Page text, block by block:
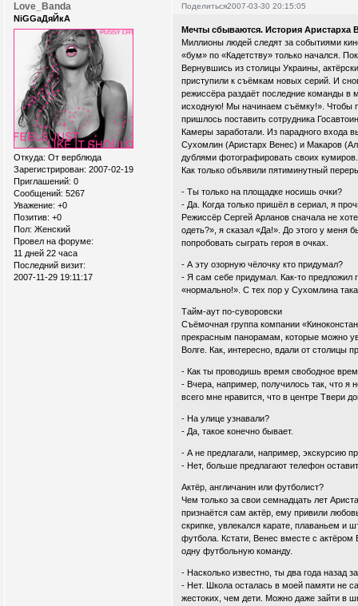
Поделиться2007-03-30 20:15:05
Love_Banda
NiGGaДяЙкА
Откуда: От верблюда
Зарегистрирован: 2007-02-19
Приглашений: 0
Сообщений: 5267
Уважение: +0
Позитив: +0
Пол: Женский
Провел на форуме:
11 дней 22 часа
Последний визит:
2007-11-29 19:11:17
Мечты сбываются. История Аристарха
Миллионы людей следят за событиями
«бум» по «Кадетству» только начался.
Вернувшись из столицы Украины,
приступили к съёмкам новых серий. И
режиссёра раздаёт последние команды
исходную! Мы начинаем съёмку!». Чтобы
пришлось поставить сотрудника
Камеры заработали. Из парадного входа
Сухомлин (Аристарх Венес) и Макаров
дублями фотографировать своих
Как только объявили пятиминутный
- Ты только на площадке носишь очки?
- Да. Когда только пришёл в сериал, я
Режиссёр Сергей Арланов сначала не
одеть?», я сказал «Да!». До этого у меня
попробовать сыграть героя в очках.
- А эту озорную чёлочку кто придумал?
- Я сам себе придумал. Как-то предложил
«нормально!». С тех пор у Сухомлина
Тайм-аут по-суворовски
Съёмочная группа компании
прекрасным панорамам, которые можно
Волге. Как, интересно, вдали от столицы
- Как ты проводишь время свободное
- Вчера, например, получилось так, что
всего мне нравится, что в центре Твери
- На улице узнавали?
- Да, такое конечно бывает.
- А не предлагали, например, экскурсию
- Нет, больше предлагают телефон
Актёр, англичанин или футболист?
Чем только за свои семнадцать лет
признаётся сам актёр, ему привили
скрипке, увлекался карате, плаваньем и
футбола. Кстати, Венес вместе с
одну футбольную команду.
- Насколько известно, ты два года назад
- Нет. Школа осталась в моей памяти не
жестоких, чем дети. Можно даже зайти в